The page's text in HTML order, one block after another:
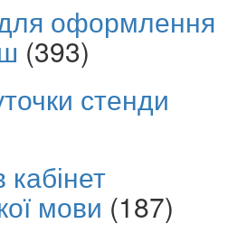
оформлення
(393)
стенди
мови (187)